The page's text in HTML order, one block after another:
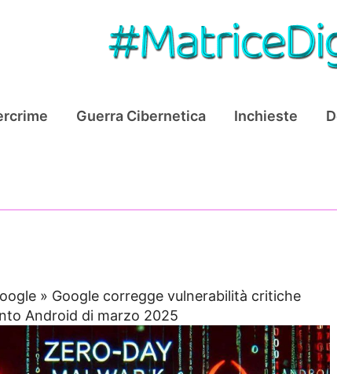
Guerra Cibernetica Inchieste
» Google corregge vulnerabilità critiche
Android di marzo 2025